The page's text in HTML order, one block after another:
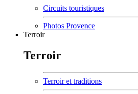
Circuits touristiques
Photos Provence
Terroir
Terroir
Terroir et traditions